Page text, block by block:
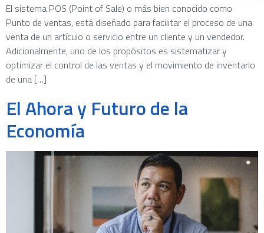
El sistema POS (Point of Sale) o más bien conocido como
Punto de ventas, está diseñado para facilitar el proceso de una
venta de un artículo o servicio entre un cliente y un vendedor.
Adicionalmente, uno de los propósitos es sistematizar y
optimizar el control de las ventas y el movimiento de inventario
de una […]
El Ahora y Futuro de la
Economía